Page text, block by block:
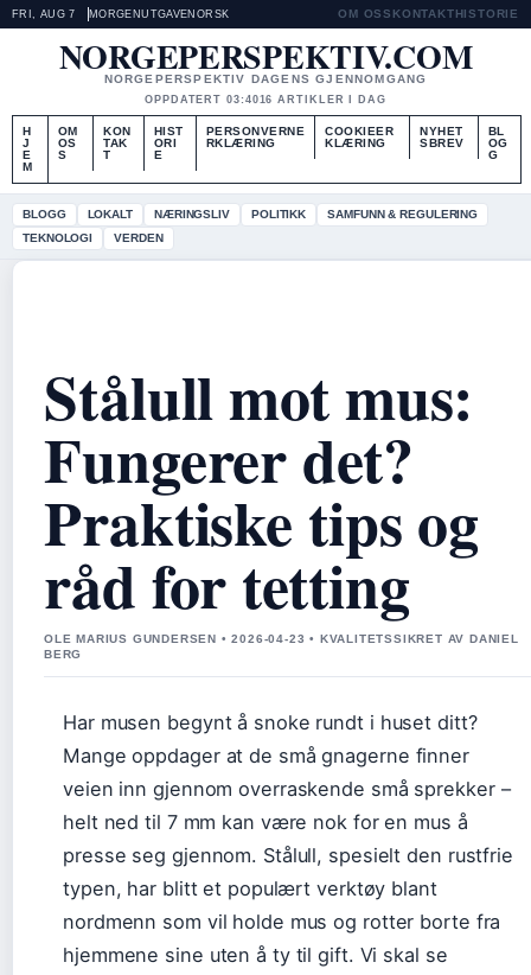
FRI, AUG 7 MORGENUTGAVENORSK OM OSS KONTAKTHISTORIE
NORGEPERSPEKTIV.COM
NORGEPERSPEKTIV DAGENS GJENNOMGANG
OPPDATERT 03:4016 ARTIKLER I DAG
H
J
E
M
OM
OS
S
KON
TAK
T
HIST
ORI
E
PERSONVERNE
RKLÆRING
COOKIEER
KLÆRING
NYHET
SBREV
BL
OG
G
BLOGG LOKALT NÆRINGSLIV POLITIKK
SAMFUNN & REGULERING
TEKNOLOGI
VERDEN
Stålull mot mus:
Fungerer det?
Praktiske tips og
råd for tetting
OLE MARIUS GUNDERSEN • 2026-04-23 • KVALITETSSIKRET AV DANIEL
BERG
Har musen begynt å snoke rundt i huset ditt?
Mange oppdager at de små gnagerne finner
veien inn gjennom overraskende små sprekker –
helt ned til 7 mm kan være nok for en mus å
presse seg gjennom. Stålull, spesielt den rustfrie
typen, har blitt et populært verktøy blant
nordmenn som vil holde mus og rotter borte fra
hjemmene sine uten å ty til gift. Vi skal se